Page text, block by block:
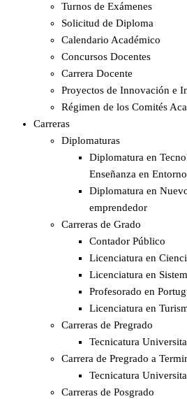
Turnos de Exámenes
Solicitud de Diploma
Calendario Académico
Concursos Docentes
Carrera Docente
Proyectos de Innovación e
Régimen de los Comités
Carreras
Diplomaturas
Diplomatura en
Enseñanza en
Diplomatura en
emprendedor
Carreras de Grado
Contador Público
Licenciatura en
Licenciatura en
Profesorado en
Licenciatura en
Carreras de Pregrado
Tecnicatura
Carrera de Pregrado a
Tecnicatura
Carreras de Posgrado